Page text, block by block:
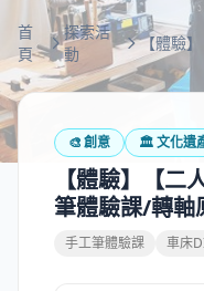
首
頁
探索活
動
🎨創意 🏛️文化遺
【體驗】【
筆體驗課/轉軸
手工筆體驗課 車床